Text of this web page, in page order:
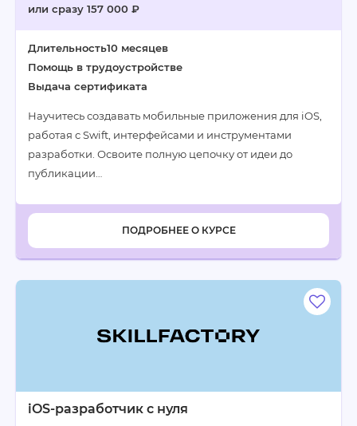
или сразу 157 000 ₽
Длительность10 месяцев
Помощь в трудоустройстве
Выдача сертификата
Научитесь создавать мобильные приложения для iOS,
работая с Swift, интерфейсами и инструментами
разработки. Освоите полную цепочку от идеи до
публикации…
ПОДРОБНЕЕ О КУРСЕ
iOS-разработчик с нуля